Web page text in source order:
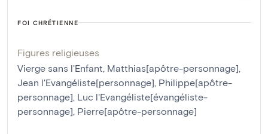
FOI CHRÉTIENNE
Figures religieuses
Vierge sans l'Enfant, Matthias[apôtre-personnage],
Jean l'Evangéliste[personnage], Philippe[apôtre-
personnage], Luc l'Evangéliste[évangéliste-
personnage], Pierre[apôtre-personnage]